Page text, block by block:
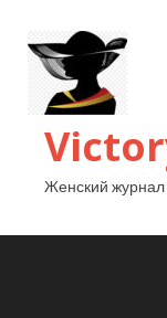
Женский журнал